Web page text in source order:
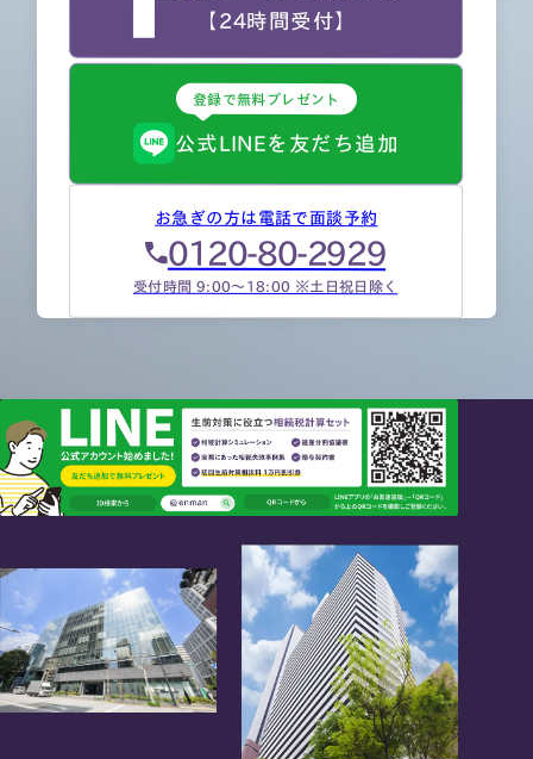
【24時間受付】
登録で無料プレゼント
公式LINEを友だち追加
お急ぎの方は電話で面談予約
0120-80-2929
受付時間 9:00～18:00 ※土日祝日除く